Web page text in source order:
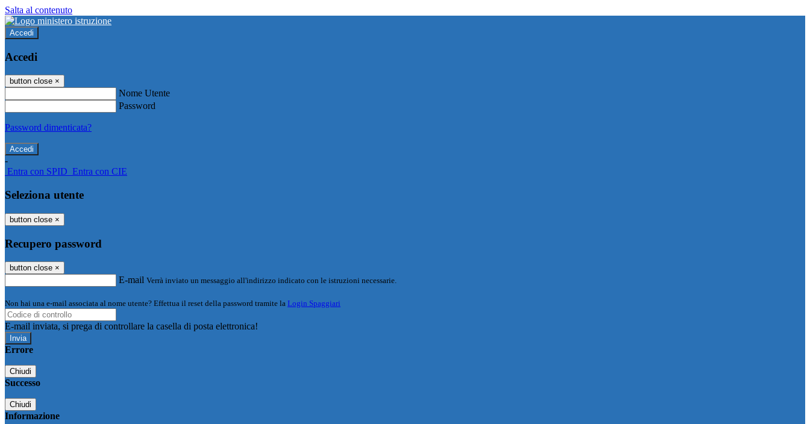
Salta al contenuto
Accedi
Accedi
button close ×
Nome Utente
Password
Password dimenticata?
-
Entra con SPID Entra con CIE
Seleziona utente
button close ×
Recupero password
button close ×
E-mail Verrà inviato un messaggio all'indirizzo indicato con le istruzioni necessarie.
Non hai una e-mail associata al nome utente? Effettua il reset della password tramite la Login Spaggiari
E-mail inviata, si prega di controllare la casella di posta elettronica!
Errore
Chiudi
Successo
Chiudi
Informazione